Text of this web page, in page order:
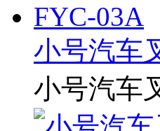
小号汽车
小号汽车